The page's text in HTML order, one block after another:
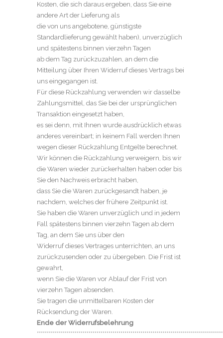
Kosten, die sich daraus ergeben, dass Sie eine
andere Art der Lieferung als
die von uns angebotene, günstigste
Standardlieferung gewählt haben), unverzüglich
und spätestens binnen vierzehn Tagen
ab dem Tag zurückzuzahlen, an dem die
Mitteilung über Ihren Widerruf dieses Vertrags bei
uns eingegangen ist.
Für diese Rückzahlung verwenden wir dasselbe
Zahlungsmittel, das Sie bei der ursprünglichen
Transaktion eingesetzt haben,
es sei denn, mit Ihnen wurde ausdrücklich etwas
anderes vereinbart; in keinem Fall werden Ihnen
wegen dieser Rückzahlung Entgelte berechnet.
Wir können die Rückzahlung verweigern, bis wir
die Waren wieder zurückerhalten haben oder bis
Sie den Nachweis erbracht haben,
dass Sie die Waren zurückgesandt haben, je
nachdem, welches der frühere Zeitpunkt ist.
Sie haben die Waren unverzüglich und in jedem
Fall spätestens binnen vierzehn Tagen ab dem
Tag, an dem Sie uns über den
Widerruf dieses Vertrages unterrichten, an uns
zurückzusenden oder zu übergeben. Die Frist ist
gewahrt,
wenn Sie die Waren vor Ablauf der Frist von
vierzehn Tagen absenden.
Sie tragen die unmittelbaren Kosten der
Rücksendung der Waren.
Ende der Widerrufsbelehrung